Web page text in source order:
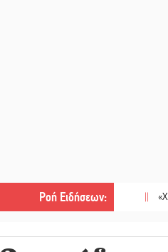
Ροή Ειδήσεων:
|| «Χάθηκε